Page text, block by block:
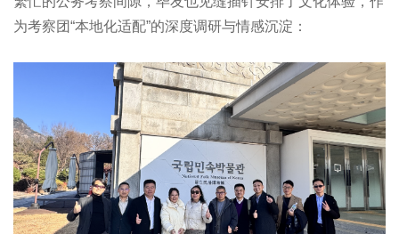
为考察团“本地化适配”的深度调研与情感沉淀：